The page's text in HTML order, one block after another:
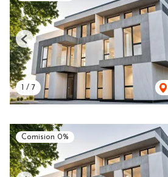
1 / 7
Previous
Comision 0%